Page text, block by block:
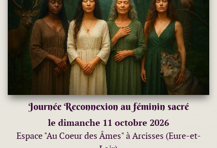
Journée Reconnexion au féminin sacré
le dimanche 11 octobre 2026
Espace "Au Coeur des Âmes" à Arcisses (Eure-et-